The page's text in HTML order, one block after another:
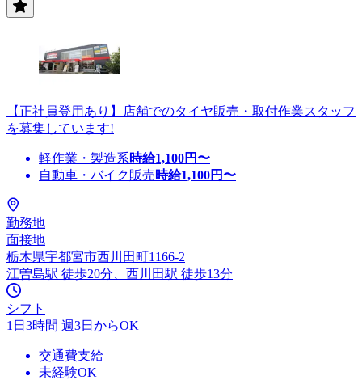
【正社員登用あり】店舗でのタイヤ販売・取付作業スタッフ
を募集しています!
軽作業・製造系時給1,100円〜
自動車・バイク販売時給1,100円〜
勤務地
面接地
栃木県宇都宮市西川田町1166-2
江曽島駅 徒歩20分、西川田駅 徒歩13分
シフト
1日3時間 週3日からOK
交通費支給
未経験OK